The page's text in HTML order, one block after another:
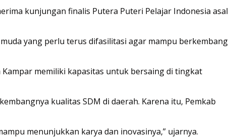
kunjungan finalis Putera Puteri Pelajar Indonesia asal
yang perlu terus difasilitasi agar mampu berkembang
memiliki kapasitas untuk bersaing di tingkat
kualitas SDM di daerah. Karena itu, Pemkab
menunjukkan karya dan inovasinya,” ujarnya.